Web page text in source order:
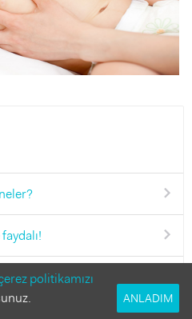
politikamızı
ANLADIM